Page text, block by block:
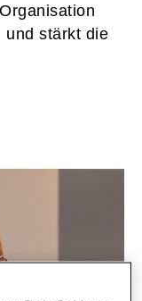
und stärkt die